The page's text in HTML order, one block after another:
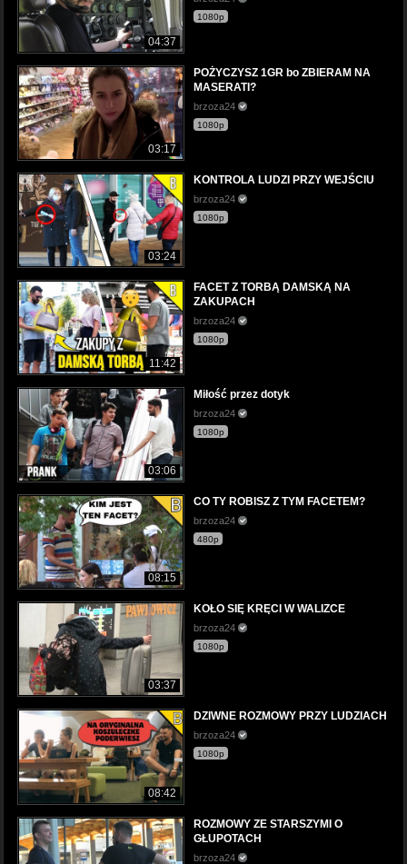
04:37
1080p
03:17
POŻYCZYSZ 1GR bo ZBIERAM NA
MASERATI?
brzoza24
1080p
03:24
KONTROLA LUDZI PRZY WEJŚCIU
brzoza24
1080p
11:42
FACET Z TORBĄ DAMSKĄ NA
ZAKUPACH
brzoza24
1080p
03:06
Miłość przez dotyk
brzoza24
1080p
08:15
CO TY ROBISZ Z TYM FACETEM?
brzoza24
480p
03:37
KOŁO SIĘ KRĘCI W WALIZCE
brzoza24
1080p
08:42
DZIWNE ROZMOWY PRZY LUDZIACH
brzoza24
1080p
ROZMOWY ZE STARSZYMI O
GŁUPOTACH
brzoza24